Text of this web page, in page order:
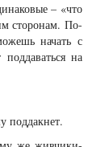
– «что
сторонам. По-
начать с
на
поддакнет.